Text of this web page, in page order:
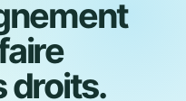
droits.